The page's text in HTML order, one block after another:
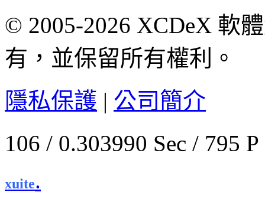
© 2005-2026 XCDeX 軟
有，並保留所有權利。
隱私保護 | 公司簡介
106 / 0.303990 Sec / 795
xuite.